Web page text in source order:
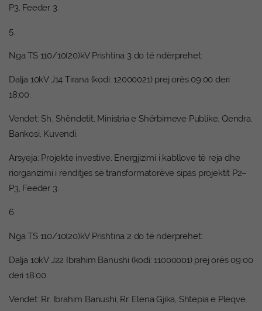
P3, Feeder 3.
5.
Nga TS 110/10(20)kV Prishtina 3 do të ndërprehet:
Dalja 10kV J14 Tirana (kodi: 12000021) prej orës 09:00 deri
18:00.
Vendet: Sh. Shëndetit, Ministria e Shërbimeve Publike, Qendra,
Bankosi, Kuvendi.
Arsyeja: Projekte investive. Energjizimi i kabllove të reja dhe
riorganizimi i renditjes së transformatorëve sipas projektit P2–
P3, Feeder 3.
6.
Nga TS 110/10(20)kV Prishtina 2 do të ndërprehet:
Dalja 10kV J22 Ibrahim Banushi (kodi: 11000001) prej orës 09:00
deri 18:00.
Vendet: Rr. Ibrahim Banushi, Rr. Elena Gjika, Shtëpia e Pleqve.